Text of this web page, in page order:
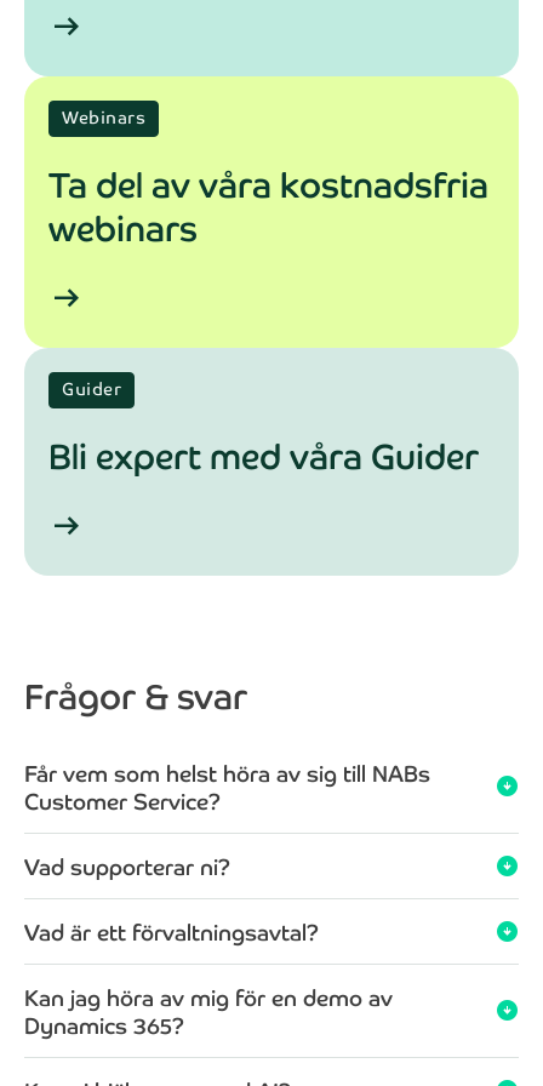
arrow_right_alt
Webinars
Ta del av våra kostnadsfria
webinars
arrow_right_alt
Guider
Bli expert med våra Guider
arrow_right_alt
Frågor & svar
Får vem som helst höra av sig till NABs
Customer Service? arrow_circle_down
Vad supporterar ni? arrow_circle_down
Vad är ett förvaltningsavtal? arrow_circle_down
Kan jag höra av mig för en demo av
Dynamics 365? arrow_circle_down